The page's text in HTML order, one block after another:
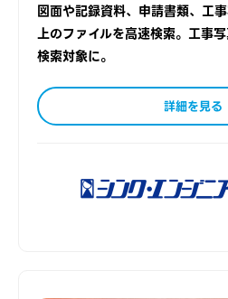
図面や記録資料、申請書類、工
上のファイルを高速検索。工事
検索対象に。
詳細を見る